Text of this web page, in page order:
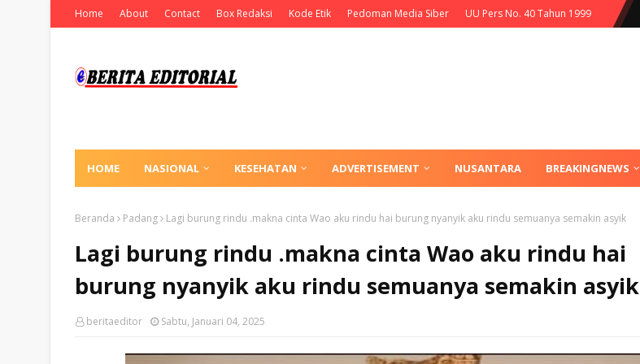
Home About Contact Box Redaksi Kode Etik Pedoman Media Siber UU Pers No. 40 Tahun 1999
HOME NASIONAL KESEHATAN ADVERTISEMENT NUSANTARA BREAKINGNEWS
Beranda Padang Lagi burung rindu .makna cinta Wao aku rindu hai burung nyanyik aku rindu semuanya semakin asyik
Lagi burung rindu .makna cinta Wao aku rindu hai
burung nyanyik aku rindu semuanya semakin asyik
beritaeditor Sabtu, Januari 04, 2025